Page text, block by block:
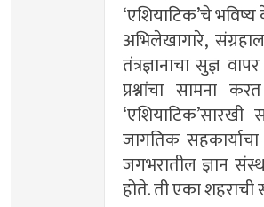
‌‘एशियाटिक‌’चे
अभिलेखागारे,
तंत्रज्ञानाचा सुज्ञ
प्रश्नांचा सामना
जागतिक
जगभरातील ज्ञान
होते. ती एका शहराची